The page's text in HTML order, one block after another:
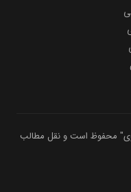
محفوظ است و نقل مطالب